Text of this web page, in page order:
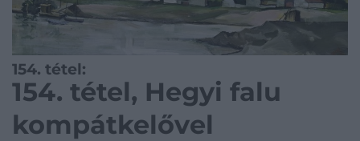
154. tétel:
154. tétel, Hegyi falu
kompátkelővel